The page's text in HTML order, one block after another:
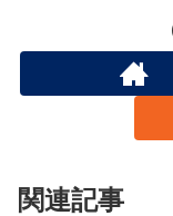
関連記事